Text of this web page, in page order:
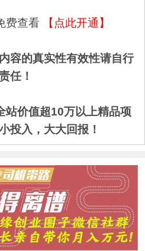
费查看 【点此开通】
容的真实性有效性请自行
任！
站价值超10万以上精品项
投入，大大回报！